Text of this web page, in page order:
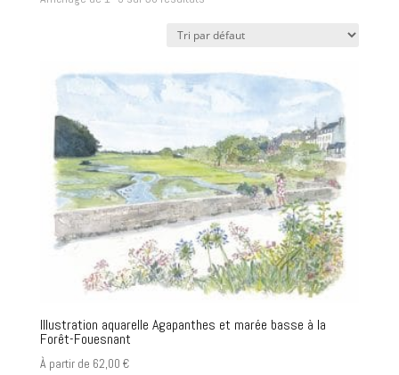
Illustration aquarelle Agapanthes et marée basse à la
Forêt-Fouesnant
À partir de 62,00 €